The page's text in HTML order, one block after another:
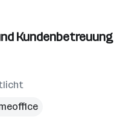
Kundenbetreuung